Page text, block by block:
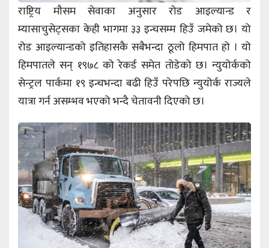
राष्ट्रिय मौसम सेवाका अनुसार रोड आइल्यान्ड र
म्यासाचुसेट्सका केही भागमा ३३ इन्चसम्म हिउँ जमेको छ। यो
रोड आइल्यान्डको इतिहासकै सबैभन्दा ठूलो हिमपात हो । यो
हिमपातले सन् १९७८ को रेकर्ड समेत तोडेको छ। न्युयोर्कको
सेन्ट्रल पार्कमा १९ इन्चभन्दा बढी हिउँ परेपछि न्युयोर्क राज्यले
यात्रा गर्न असम्भव भएको भन्दै चेतावनी दिएको छ।